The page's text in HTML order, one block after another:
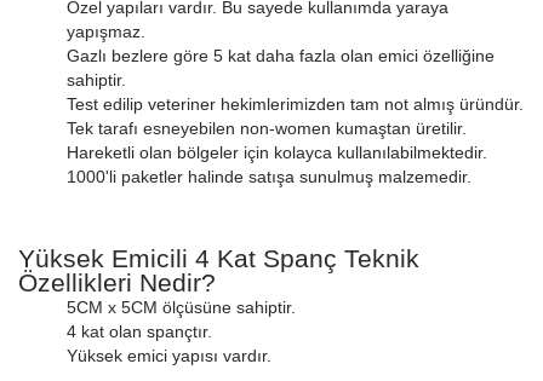
Özel yapıları vardır. Bu sayede kullanımda yaraya
yapışmaz.
Gazlı bezlere göre 5 kat daha fazla olan emici özelliğine
sahiptir.
Test edilip veteriner hekimlerimizden tam not almış üründür.
Tek tarafı esneyebilen non-women kumaştan üretilir.
Hareketli olan bölgeler için kolayca kullanılabilmektedir.
1000'li paketler halinde satışa sunulmuş malzemedir.
Yüksek Emicili 4 Kat Spanç Teknik
Özellikleri Nedir?
5CM x 5CM ölçüsüne sahiptir.
4 kat olan spançtır.
Yüksek emici yapısı vardır.